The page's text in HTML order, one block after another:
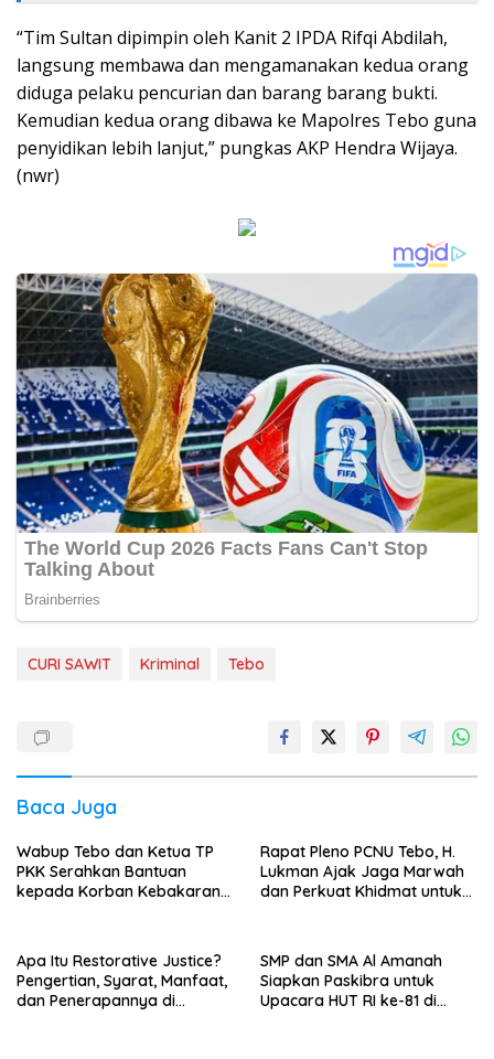
“Tim Sultan dipimpin oleh Kanit 2 IPDA Rifqi Abdilah,
langsung membawa dan mengamanakan kedua orang
diduga pelaku pencurian dan barang barang bukti.
Kemudian kedua orang dibawa ke Mapolres Tebo guna
penyidikan lebih lanjut,” pungkas AKP Hendra Wijaya.
(nwr)
CURI SAWIT Kriminal Tebo
Baca Juga
Wabup Tebo dan Ketua TP
PKK Serahkan Bantuan
kepada Korban Kebakaran
Rapat Pleno PCNU Tebo, H.
Lukman Ajak Jaga Marwah
dan Perkuat Khidmat untuk
Apa Itu Restorative Justice?
Pengertian, Syarat, Manfaat,
dan Penerapannya di
SMP dan SMA Al Amanah
Siapkan Paskibra untuk
Upacara HUT RI ke-81 di